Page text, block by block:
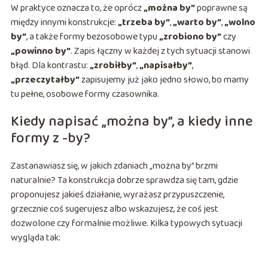
W praktyce oznacza to, że oprócz„można by”poprawne są
między innymi konstrukcje:„trzeba by”,„warto by”,„wolno
by”, a także formy bezosobowe typu„zrobiono by”czy
„powinno by”. Zapis łączny w każdej z tych sytuacji stanowi
błąd. Dla kontrastu:„zrobiłby”,„napisałby”,
„przeczytałby”zapisujemy już jako jedno słowo, bo mamy
tu pełne, osobowe formy czasownika.
Kiedy napisać „można by”, a kiedy inne
formy z -by?
Zastanawiasz się, w jakich zdaniach „można by” brzmi
naturalnie? Ta konstrukcja dobrze sprawdza się tam, gdzie
proponujesz jakieś działanie, wyrażasz przypuszczenie,
grzecznie coś sugerujesz albo wskazujesz, że coś jest
dozwolone czy formalnie możliwe. Kilka typowych sytuacji
wygląda tak: